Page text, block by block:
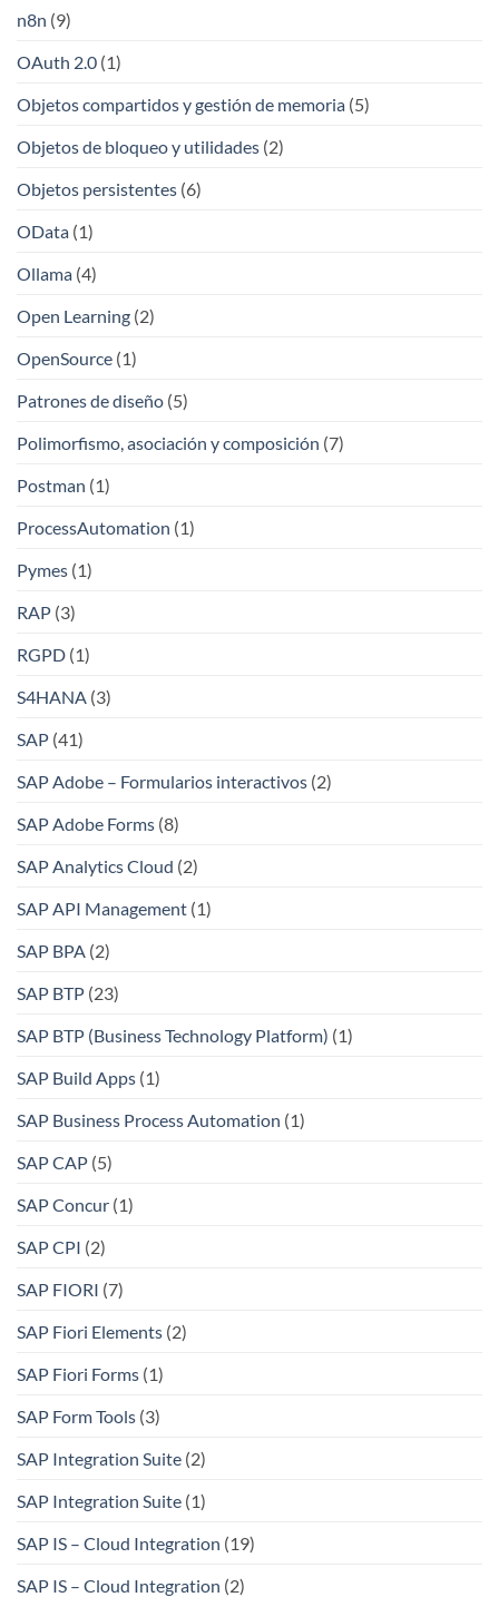
n8n (9)
OAuth 2.0 (1)
Objetos compartidos y gestión de memoria (5)
Objetos de bloqueo y utilidades (2)
Objetos persistentes (6)
OData (1)
Ollama (4)
Open Learning (2)
OpenSource (1)
Patrones de diseño (5)
Polimorfismo, asociación y composición (7)
Postman (1)
ProcessAutomation (1)
Pymes (1)
RAP (3)
RGPD (1)
S4HANA (3)
SAP (41)
SAP Adobe – Formularios interactivos (2)
SAP Adobe Forms (8)
SAP Analytics Cloud (2)
SAP API Management (1)
SAP BPA (2)
SAP BTP (23)
SAP BTP (Business Technology Platform) (1)
SAP Build Apps (1)
SAP Business Process Automation (1)
SAP CAP (5)
SAP Concur (1)
SAP CPI (2)
SAP FIORI (7)
SAP Fiori Elements (2)
SAP Fiori Forms (1)
SAP Form Tools (3)
SAP Integration Suite (2)
SAP Integration Suite (1)
SAP IS – Cloud Integration (19)
SAP IS – Cloud Integration (2)